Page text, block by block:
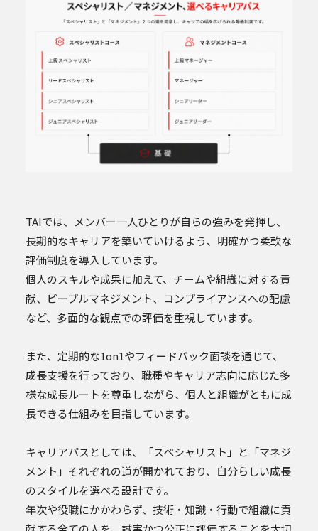
TAIでは、メンバー一人ひとりが自らの強みを発揮し、
長期的なキャリアを築いていけるよう、明確かつ柔軟な
評価制度を導入しています。
個人のスキルや成果に加えて、チームや組織に対する貢
献、ピープルマネジメント、コンプライアンスへの配慮
など、多面的な観点での評価を重視しています。
また、定期的な1on1やフィードバック面談を通じて、
成長支援を行っており、職種やキャリア志向に応じた多
様な成長ルートを尊重しながら、個人と組織がともに成
長できる仕組みを目指しています。
キャリアパスとしては、「スペシャリスト」と「マネジ
メント」それぞれの道が開かれており、自分らしい成長
のスタイルを選べる設計です。
年次や役職にかかわらず、技術・知識・行動で組織に貢